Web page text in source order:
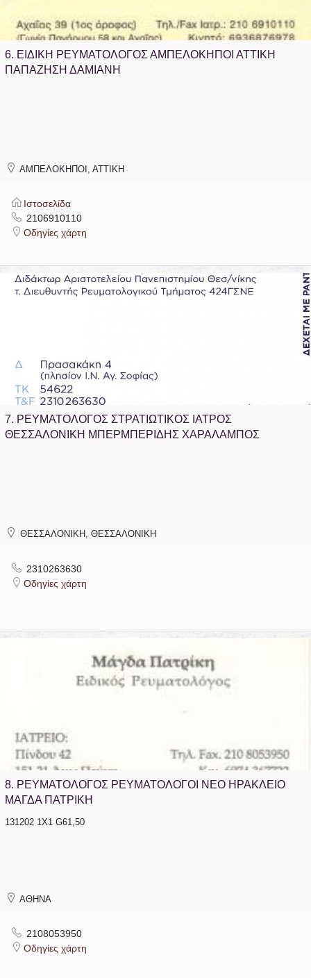
6. ΕΙΔΙΚΗ ΡΕΥΜΑΤΟΛΟΓΟΣ ΑΜΠΕΛΟΚΗΠΟΙ ΑΤΤΙΚΗ
ΠΑΠΑΖΗΣΗ ΔΑΜΙΑΝΗ
ΑΜΠΕΛΟΚΗΠΟΙ, ΑΤΤΙΚΗ
Ιστοσελίδα
2106910110
Οδηγίες χάρτη
7. ΡΕΥΜΑΤΟΛΟΓΟΣ ΣΤΡΑΤΙΩΤΙΚΟΣ ΙΑΤΡΟΣ
ΘΕΣΣΑΛΟΝΙΚΗ ΜΠΕΡΜΠΕΡΙΔΗΣ ΧΑΡΑΛΑΜΠΟΣ
ΘΕΣΣΑΛΟΝΙΚΗ, ΘΕΣΣΑΛΟΝΙΚΗ
2310263630
Οδηγίες χάρτη
8. ΡΕΥΜΑΤΟΛΟΓΟΣ ΡΕΥΜΑΤΟΛΟΓΟΙ ΝΕΟ ΗΡΑΚΛΕΙΟ
ΜΑΓΔΑ ΠΑΤΡΙΚΗ
131202 1Χ1 G61,50
ΑΘΗΝΑ
2108053950
Οδηγίες χάρτη